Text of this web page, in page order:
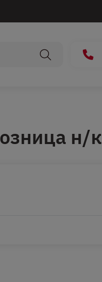
н/к